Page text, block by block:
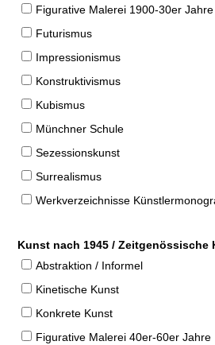
Figurative Malerei 1900-30er Jahre
Futurismus
Impressionismus
Konstruktivismus
Kubismus
Münchner Schule
Sezessionskunst
Surrealismus
Werkverzeichnisse
Kunst nach 1945 / Zeitgenössische
Abstraktion / Informel
Kinetische Kunst
Konkrete Kunst
Figurative Malerei 40er-60er Jahre